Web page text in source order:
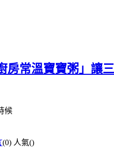
房常溫寶寶粥」讓
候
(0) 人氣()